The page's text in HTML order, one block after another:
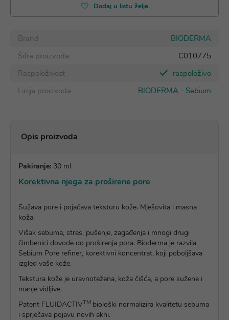
Dodaj u listu želja
Brand
BIODERMA
Šifra proizvoda
C010775
Raspoloživost
raspoloživo
Linija proizvoda
BIODERMA - Sebium
Opis proizvoda
Pakiranje: 30 ml
Korektivna njega za proširene pore
Sužava pore i pojačava teksturu kože. Mješovita i masna
koža.
Višak sebuma, stres, pušenje, zagađenja i mnogi drugi
čimbenici dovode do proširenja pora. Bioderma je razvila
Sebium Pore refiner, korektivni koncentrat, koji poboljšava
izgled vaše kože.
Tekstura kože je uravnotežena, koža čišća, a pore sužene i
manje vidljive.
Patent FLUIDACTIVTM biološki normalizira kvalitetu sebuma
i sprječava pojavu novih akni.